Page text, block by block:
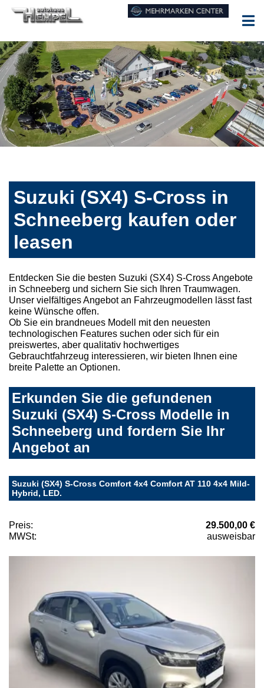
Suzuki (SX4) S-Cross in
Schneeberg kaufen oder
leasen
Entdecken Sie die besten Suzuki (SX4) S-Cross Angebote
in Schneeberg und sichern Sie sich Ihren Traumwagen.
Unser vielfältiges Angebot an Fahrzeugmodellen lässt fast
keine Wünsche offen.
Ob Sie ein brandneues Modell mit den neuesten
technologischen Features suchen oder sich für ein
preiswertes, aber qualitativ hochwertiges
Gebrauchtfahrzeug interessieren, wir bieten Ihnen eine
breite Palette an Optionen.
Erkunden Sie die gefundenen
Suzuki (SX4) S-Cross Modelle in
Schneeberg und fordern Sie Ihr
Angebot an
Suzuki (SX4) S-Cross Comfort 4x4 Comfort AT 110 4x4 Mild-
Hybrid, LED.
Preis:
29.500,00 €
MWSt:
ausweisbar